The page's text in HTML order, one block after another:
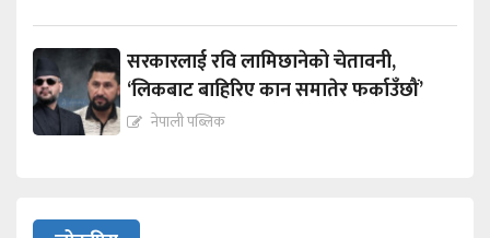
सरकारलाई रवि लामिछानेको चेतावनी,
‘लिकबाट बाहिरिए कान समातेर फर्काउँछौं’
नेपाली पब्लिक